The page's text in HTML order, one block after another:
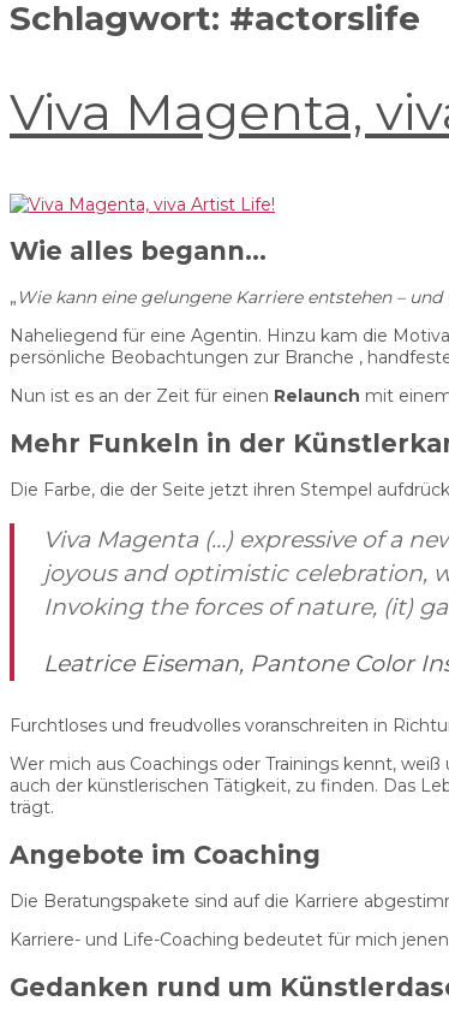
Schlagwort: #actorslife
Viva Magenta,
Wie alles begann…
„ Wie kann eine gelungene Karriere entstehen –
Naheliegend für eine Agentin. Hinzu kam die
persönliche Beobachtungen zur Branche ,
Nun ist es an der Zeit für einen Relaunch mit
Mehr Funkeln in der
Die Farbe, die der Seite jetzt ihren Stempel
Viva Magenta (…) expressive of a
joyous and optimistic celebration,
Invoking the forces of nature, (it)
Leatrice Eiseman, Pantone Color
Furchtloses und freudvolles voranschreiten in
Wer mich aus Coachings oder Trainings kennt,
auch der künstlerischen Tätigkeit, zu finden. Das
trägt.
Angebote im Coaching
Die Beratungspakete sind auf die Karriere
Karriere- und Life-Coaching bedeutet für mich
Gedanken rund um